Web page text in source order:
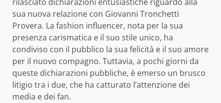
sua nuova relazione con Giovanni Tronchetti
Provera. La fashion influencer, nota per la sua
presenza carismatica e il suo stile unico, ha
condiviso con il pubblico la sua felicità e il suo amore
per il nuovo compagno. Tuttavia, a pochi giorni da
queste dichiarazioni pubbliche, è emerso un brusco
litigio tra i due, che ha catturato l’attenzione dei
media e dei fan.